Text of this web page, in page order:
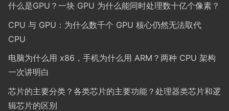
什么是GPU？一块 GPU 为什么能同时处理数十亿个像素？
CPU 与 GPU：为什么数千个 GPU 核心仍然无法取代
CPU
电脑为什么用 x86，手机为什么用 ARM？两种 CPU 架构
一次讲明白
芯片的主要分类？各类芯片的主要功能？处理器类芯片和逻
辑芯片的区别